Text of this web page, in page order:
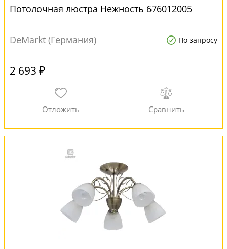
Потолочная люстра Нежность 676012005
DeMarkt (Германия) По запросу
2 693 ₽